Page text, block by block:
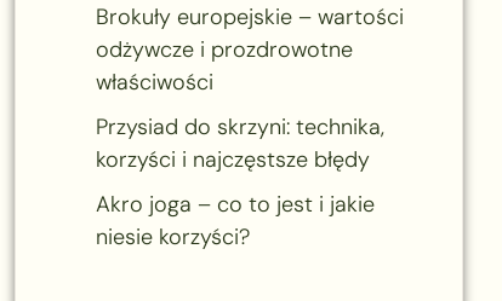
Brokuły europejskie – wartości
odżywcze i prozdrowotne
właściwości
Przysiad do skrzyni: technika,
korzyści i najczęstsze błędy
Akro joga – co to jest i jakie
niesie korzyści?